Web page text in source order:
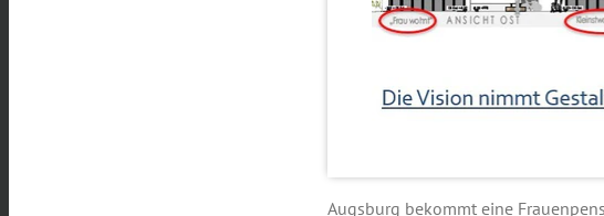
Augsburg bekommt eine